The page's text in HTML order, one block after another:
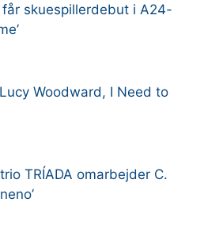
skuespillerdebut i A24-
Woodward, I Need to
TRÍADA omarbejder C.